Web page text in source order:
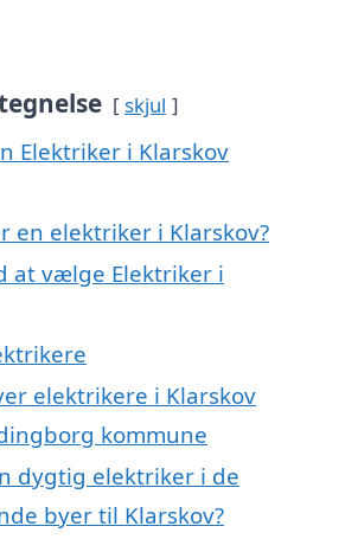
skjul
Elektriker i Klarskov
en elektriker i Klarskov?
at vælge Elektriker i
elektrikere i Klarskov
kommune
dygtig elektriker i de
byer til Klarskov?